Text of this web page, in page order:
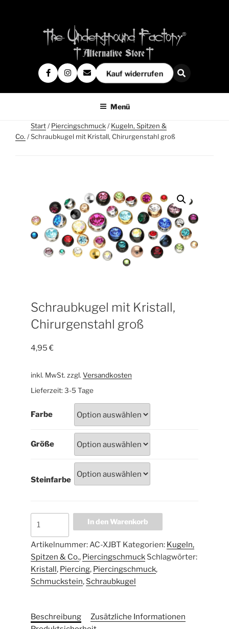
Kauf widerrufen
Menü
Start/Piercingschmuck/Kugeln, Spitzen &
Co. / Schraubkugel mit Kristall, Chirurgenstahl groß
Schraubkugel mit Kristall,
Chirurgenstahl groß
4,95€
inkl. MwSt. zzgl. Versandkosten
Lieferzeit: 3-5 Tage
Farbe
Größe
Steinfarbe
In den Warenkorb
Artikelnummer:AC-XJBT Kategorien: Kugeln,
Spitzen & Co., Piercingschmuck Schlagwörter:
Kristall, Piercing, Piercingschmuck,
Schmuckstein, Schraubkugel
Beschreibung
Zusätzliche Informationen